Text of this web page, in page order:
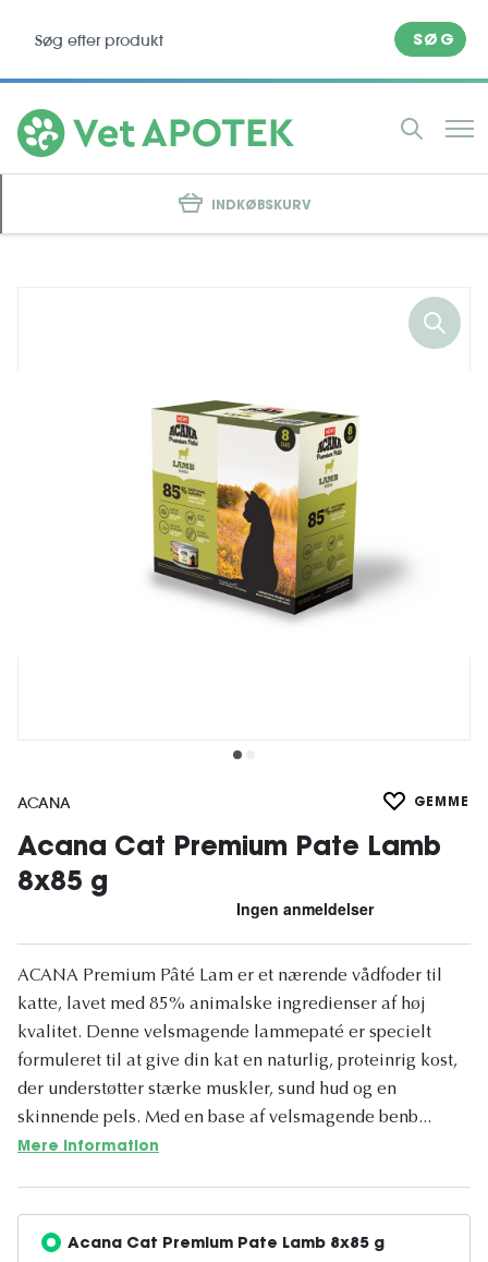
SØG
INDKØBSKURV
ACANA GEMME
Acana Cat Premium Pate Lamb
8x85 g
ACANA Premium Pâté Lam er et nærende vådfoder til
katte, lavet med 85% animalske ingredienser af høj
kvalitet. Denne velsmagende lammepaté er specielt
formuleret til at give din kat en naturlig, proteinrig kost,
der understøtter stærke muskler, sund hud og en
skinnende pels. Med en base af velsmagende benb...
Mere information
Acana Cat Premium Pate Lamb 8x85 g